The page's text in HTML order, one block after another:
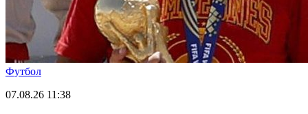
Футбол
07.08.26 11:38